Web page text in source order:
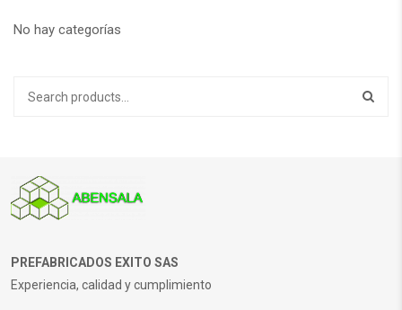
No hay categorías
PREFABRICADOS EXITO SAS
Experiencia, calidad y cumplimiento